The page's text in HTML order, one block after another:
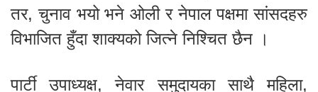
तर, चुनाव भयो भने ओली र नेपाल पक्षमा सांसदहरु
विभाजित हुँदा शाक्यको जित्ने निश्चित छैन ।
पार्टी उपाध्यक्ष, नेवार समुदायका साथै महिला,